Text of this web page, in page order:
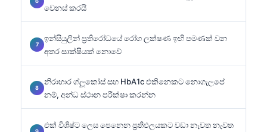
වෙනස් කරයි
ඉන්සියුලින් ප්‍රතිරෝධයේ රෝග ලක්ෂණ ඉඟි පමණක් වන
අතර සාක්ෂියක් නොවේ
නිරාහාර ග්ලූකෝස් සහ HbA1c එකිනෙකට නොගැලපේ
නම්, අන්ධ ස්ථාන පරීක්ෂා කරන්න
එක් විශිෂ්ට ලෙස පෙනෙන ප්‍රතිඵලයකට වඩා නැවත නැවත